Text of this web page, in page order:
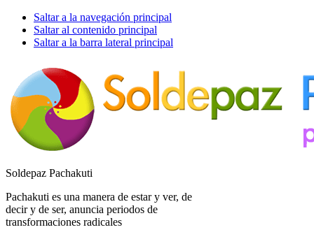
Saltar a la navegación principal
Saltar al contenido principal
Saltar a la barra lateral principal
Soldepaz Pachakuti
Pachakuti es una manera de estar y ver, de
decir y de ser, anuncia periodos de
transformaciones radicales